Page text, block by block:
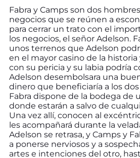
Fabra y Camps son dos
negocios que se reúnen a
para cerrar un trato con el
los negocios, el señor Adelson.
unos terrenos que Adelson
en el mayor casino de la
con su pericia y su labia podría
Adelson desembolsara una
dinero que beneficiaría a los dos
Fabra dispone de la bodega de
donde estarán a salvo de
Una vez allí, conocen al
les acompañará durante la
Adelson se retrasa, y Camps y
a ponerse nerviosos y a
artes e intenciones del otro,